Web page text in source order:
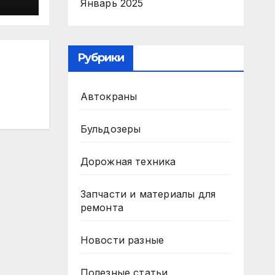
Январь 2025
Рубрики
Автокраны
Бульдозеры
Дорожная техника
Запчасти и материалы для
ремонта
Новости разные
Полезные статьи